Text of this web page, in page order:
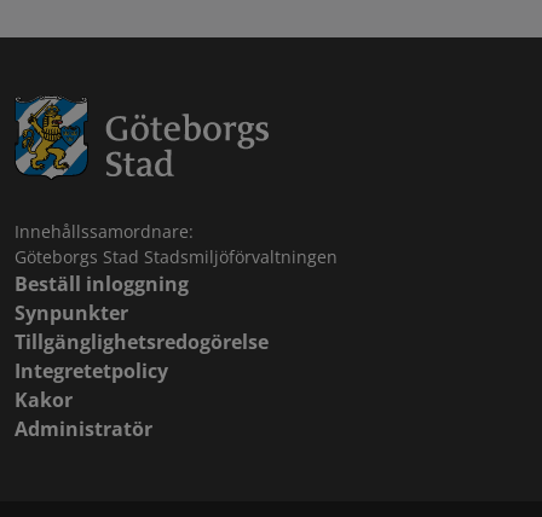
Innehållssamordnare:
Göteborgs Stad Stadsmiljöförvaltningen
Beställ inloggning
Synpunkter
Tillgänglighetsredogörelse
Integretetpolicy
Kakor
Administratör